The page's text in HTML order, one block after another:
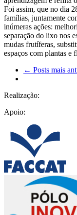
Foi assim, que no dia
famílias, juntamente
inúmeras ações:
separação do lixo nos
mudas frutíferas,
espaços com plantas e
← Posts mais
Realização:
Apoio: